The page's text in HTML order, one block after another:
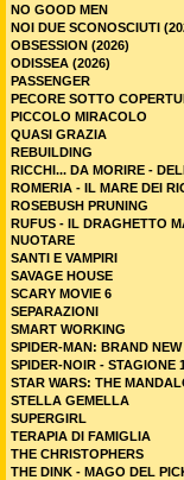
NO GOOD MEN
NOI DUE SCONOSCIUTI
OBSESSION (2026)
ODISSEA (2026)
PASSENGER
PECORE SOTTO
PICCOLO MIRACOLO
QUASI GRAZIA
REBUILDING
RICCHI... DA MORIRE -
ROMERIA - IL MARE DEI
ROSEBUSH PRUNING
RUFUS - IL DRAGHETTO
NUOTARE
SANTI E VAMPIRI
SAVAGE HOUSE
SCARY MOVIE 6
SEPARAZIONI
SMART WORKING
SPIDER-MAN: BRAND NEW
SPIDER-NOIR - STAGIONE
STAR WARS: THE
STELLA GEMELLA
SUPERGIRL
TERAPIA DI FAMIGLIA
THE CHRISTOPHERS
THE DINK - MAGO DEL